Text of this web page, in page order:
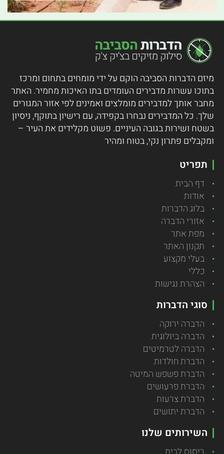
מיזם הדברות הסביבה הוקם על ידי מומחים בתחום ומרכז
בתוכו עשרות מדבירים העומדים בתו האיכות מחמיר. האתר
מחבר אותך למדבירים מומלצים ואמינים לפי אזור המגורים
שלך. כל המדבירים נבחרו בקפידה, עם רישיון בתוקף, ניסיון
בשטח ושירות בגובה העיניים. פשוט מקלידים את העיר –
ומקבלים פתרון נקי, בטוח ומהיר
תפריט
דף הבית
אודות
בלוג הדברות
אזורי הדברה
מפת אתר
תקנון האתר
בעלי מקצוע
כללי
הצהרת נגישות
סוגי הדברות
הדברה ירוקה
הדברה ביולוגית
הדברה לטרמיטים
הדברת חולדות
הדברת פשפש המיטה
הדברת פרעושים
הדברת צרעות
הדברת יתושים
השירותים שלנו